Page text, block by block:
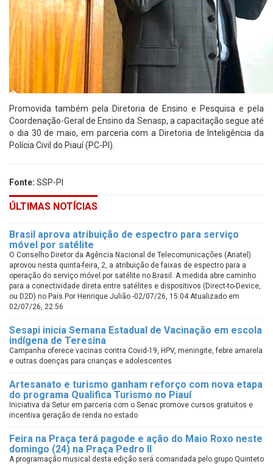
Promovida também pela Diretoria de Ensino e Pesquisa e pela
Coordenação-Geral de Ensino da Senasp, a capacitação segue até
o dia 30 de maio, em parceria com a Diretoria de Inteligência da
Polícia Civil do Piauí (PC-PI).
Fonte: SSP-PI
ÚLTIMAS NOTÍCIAS
Brasil aprova atribuição de espectro para serviço
móvel por satélite
O Conselho Diretor da Agência Nacional de Telecomunicações (Anatel)
aprovou nesta quinta-feira, 2, a atribuição de faixas de espectro para a
operação do serviço móvel por satélite no Brasil. A medida abre caminho
para a conectividade direta entre satélites e dispositivos (Direct-to-Device,
ou D2D) no País.Por Henrique Julião -02/07/26, 15:04 Atualizado em
02/07/26, 22:56
Sesapi inicia Semana Estadual de Vacinação em escola
indígena de Teresina
Campanha oferece vacinas contra Covid-19, HPV, meningite, febre amarela
e outras doenças para crianças e adolescentes
Artesanato e turismo ganham reforço com nova etapa
do programa Qualifica Turismo no Piauí
Iniciativa da Setur em parceria com o Senac promove cursos gratuitos e
incentiva geração de renda no estado
Feira na Praça terá pagode e ação do Maio Roxo neste
domingo (24) na Praça Pedro II
A programação musical desta edição será comandada pelo grupo Quinteto